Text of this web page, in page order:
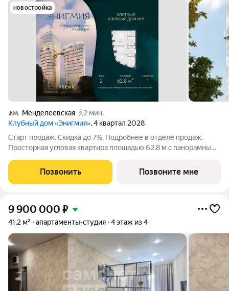
новостройка
Менделеевская
2 мин.
Клубный дом «Энигмия», 4 квартал 2028
Старт продаж. Скидка до 7%. Подробнее в отделе продаж.
Просторная угловая квартира площадью 62.8 м с панорамными
Продуманная планировка с мастер-спальней и гардеробной с
окном. ЭНИГМИЯ
Позвонить Позвоните мне
9 900 000 ₽
41,2 м² апартаменты-студия 4 этаж из 4